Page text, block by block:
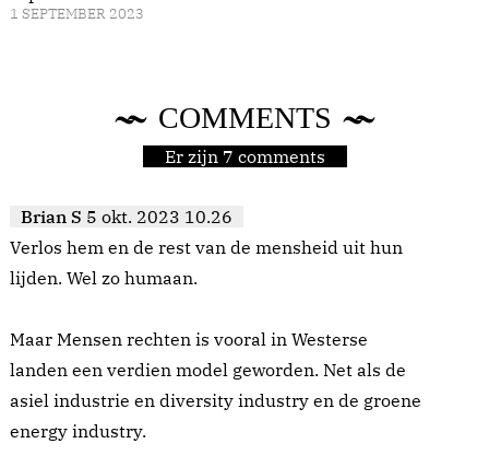
1 SEPTEMBER 2023
COMMENTS
Er zijn 7 comments
Brian S 5 okt. 2023 10.26
Verlos hem en de rest van de mensheid uit hun
lijden. Wel zo humaan.
Maar Mensen rechten is vooral in Westerse
landen een verdien model geworden. Net als de
asiel industrie en diversity industry en de groene
energy industry.